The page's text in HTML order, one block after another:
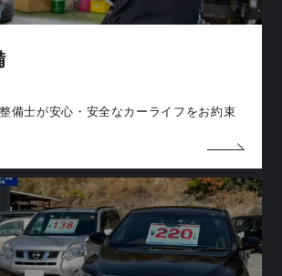
備士が安心・安全なカーライフをお約束